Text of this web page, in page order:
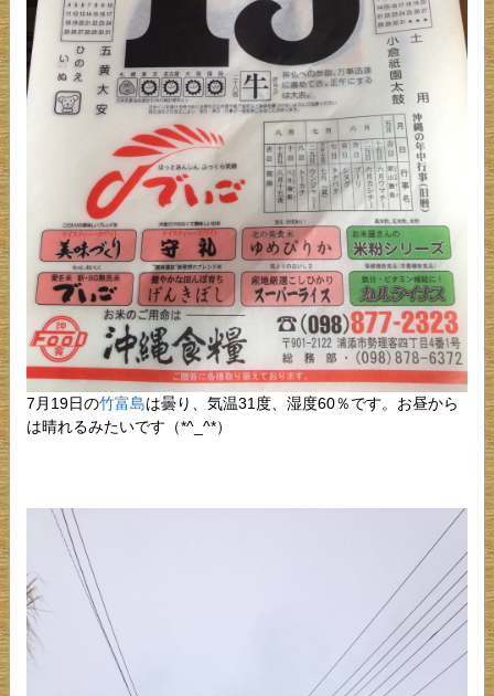
7月19日の竹富島は曇り、気温31度、湿度60％です。お昼から
は晴れるみたいです（*^_^*）